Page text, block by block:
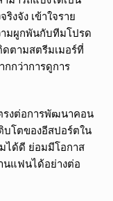
งจัง เข้าใจราย
ามผูกพันกับทีมโปรด
ตามสตรีมเมอร์ที่
กว่าการดูการ
รงต่อการพัฒนาคอน
บโตของอีสปอร์ตใน
ได้ดี ย่อมมีโอกาส
นแฟนได้อย่างต่อ